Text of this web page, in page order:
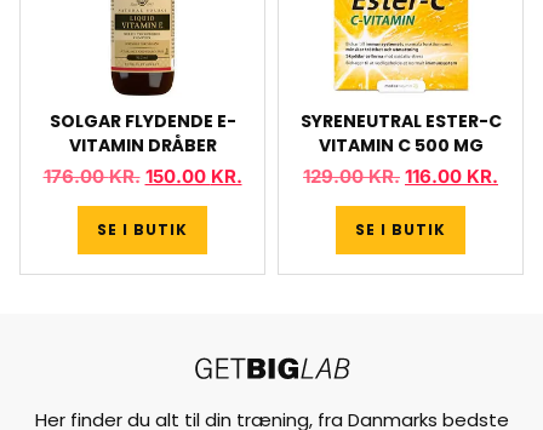
SOLGAR FLYDENDE E-
VITAMIN DRÅBER
176.00KR. 150.00 KR.
SE I BUTIK
SYRENEUTRAL ESTER-C
VITAMIN C 500 MG
129.00KR. 116.00 KR.
SE I BUTIK
Her finder du alt til din træning, fra Danmarks bedste